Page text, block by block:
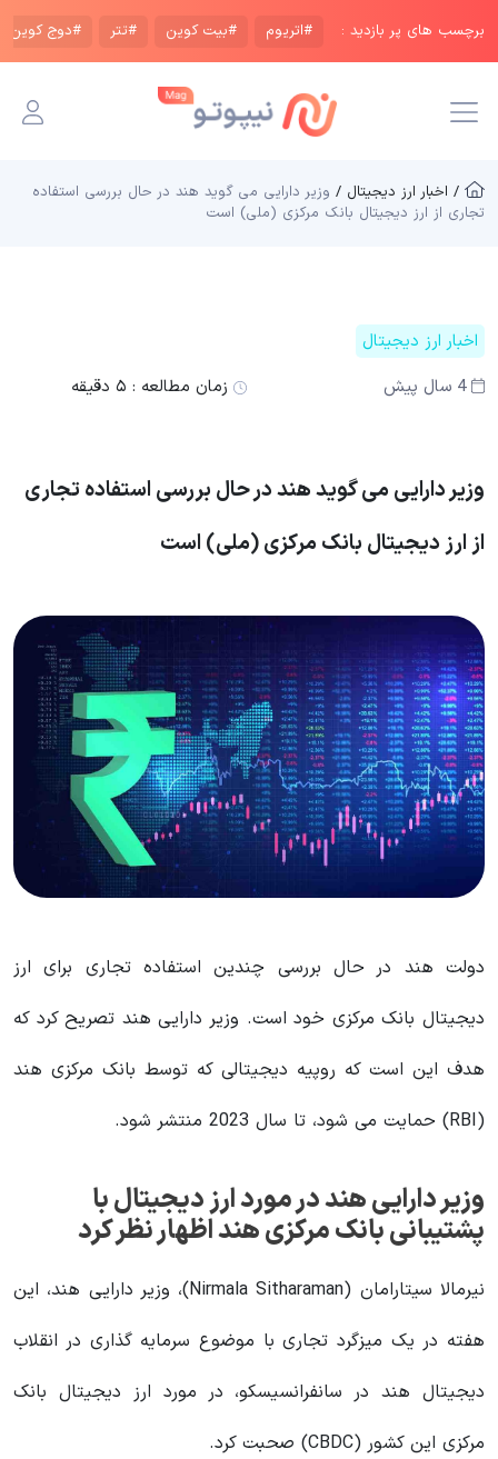
برچسب های پر بازدید : #اتریوم #بیت کوین #تتر #دوج کوین
/ اخبار ارز دیجیتال / وزیر دارایی می گوید هند در حال بررسی استفاده
تجاری از ارز دیجیتال بانک مرکزی (ملی) است
اخبار ارز دیجیتال
4 سال پیش
زمان مطالعه : ۵ دقیقه
وزیر دارایی می گوید هند در حال بررسی استفاده تجاری
از ارز دیجیتال بانک مرکزی (ملی) است
دولت هند در حال بررسی چندین استفاده تجاری برای ارز
دیجیتال بانک مرکزی خود است. وزیر دارایی هند تصریح کرد که
هدف این است که روپیه دیجیتالی که توسط بانک مرکزی هند
(RBI) حمایت می شود، تا سال 2023 منتشر شود.
وزیر دارایی هند در مورد ارز دیجیتال با
پشتیبانی بانک مرکزی هند اظهار نظر کرد
نیرمالا سیتارامان (Nirmala Sitharaman)، وزیر دارایی هند، این
هفته در یک میزگرد تجاری با موضوع سرمایه گذاری در انقلاب
دیجیتال هند در سانفرانسیسکو، در مورد ارز دیجیتال بانک
مرکزی این کشور (CBDC) صحبت کرد.